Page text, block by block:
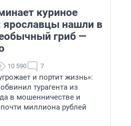
куриное
ярославцы нашли в
гриб —
10 590 7
и портит жизнь»:
турагента из
в мошенничестве и
миллиона рублей